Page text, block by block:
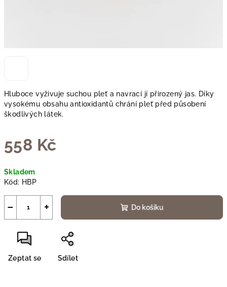
Hluboce vyživuje suchou pleť a navrací jí přirozený jas. Díky
vysokému obsahu antioxidantů chrání pleť před působení
škodlivých látek.
558 Kč
cena:
Skladem
Kód: HBP
+
− Do košíku
Zeptat se Sdílet